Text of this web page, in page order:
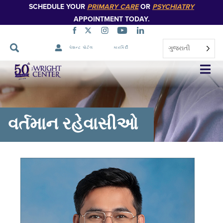
SCHEDULE YOUR PRIMARY CAREOR PSYCHIATRY
APPOINTMENT TODAY.
પેશન્ટ પોર્ટલ કારકિર્દી ગુજરાતી
નેવિગેશન
છોડો
વર્તમાન રહેવાસીઓ